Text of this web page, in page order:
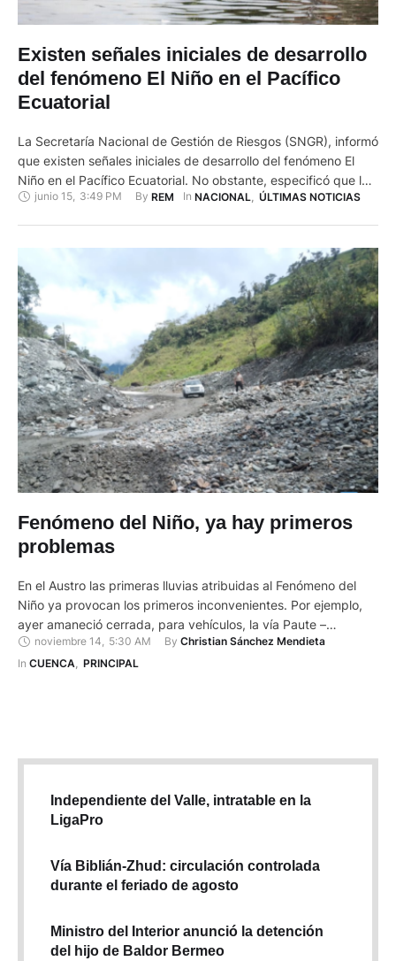
Existen señales iniciales de desarrollo
del fenómeno El Niño en el Pacífico
Ecuatorial
La Secretaría Nacional de Gestión de Riesgos (SNGR), informó
que existen señales iniciales de desarrollo del fenómeno El
Niño en el Pacífico Ecuatorial. No obstante, especificó que los
modelos internacionales estiman un 63 % de probabilidad de
junio 15, 3:49 PM By REM In NACIONAL ÚLTIMAS NOTICIAS
Fenómeno del Niño, ya hay primeros
problemas
En el Austro las primeras lluvias atribuidas al Fenómeno del
Niño ya provocan los primeros inconvenientes. Por ejemplo,
ayer amaneció cerrada, para vehículos, la vía Paute –
Guarumales – Méndez, en el sector El Carmen, en Copal. Esto
es en Santiago de Méndez, en Morona Santiago, en el límite
noviembre 14 5:30 AM By Christian Sánchez Mendieta
In CUENCA, PRINCIPAL
Independiente del Valle, intratable en la
LigaPro
Vía Biblián-Zhud: circulación controlada
durante el feriado de agosto
Ministro del Interior anunció la detención
del hijo de Baldor Bermeo